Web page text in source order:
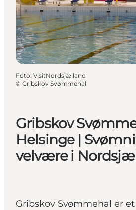
Byer
Planlæg ferien
Gribskov
Helsinge |
velvære i
Gribskov Svømmehal er
Foto: VisitNordsjælland
© Gribskov Svømmehal